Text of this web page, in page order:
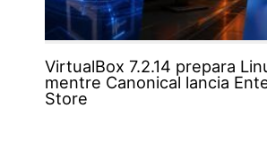
VirtualBox 7.2.14 prepara
mentre Canonical lancia
Store